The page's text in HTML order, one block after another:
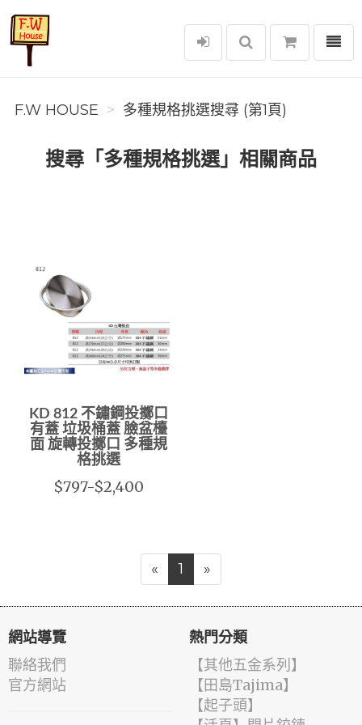
F.W House
選單
F.W HOUSE 多種規格挑選搜尋 (第1頁)
搜尋「多種規格挑選」相關商品
KD 812 不鏽鋼投擲口
有蓋 垃圾桶蓋 臉盆檯
面 旋轉投擲口 多種規
格挑選
$797-$2,400
« 1 »
網站導覽
聯絡我們
官方網站
熱門分類
【其他五金系列】
【田島Tajima】
【起子頭】